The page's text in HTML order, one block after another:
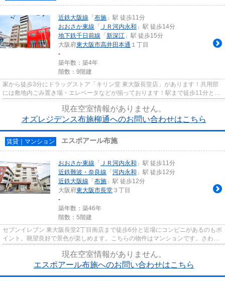
近鉄大阪線 「布施 」駅 徒歩11分
おおさか東線 「 ＪＲ河内永和 」駅 徒歩14分
地下鉄千日前線 「新深江 」駅 徒歩15分
大阪府東大阪市高井田本通 １丁目
-
築年数：築4年
階数：9階建
家から徒歩3分にドラッグストア「キリン堂 東大阪長堂店」があります！共用部
には敷地内ごみ置き場・エレベータなどが揃っております！駅まで徒歩11分と、
立地が魅力的な物件です！防...
現在空室情報がありません。
オズレジデンス布施柳通へのお問い合わせはこちら
賃貸｜マンション エスポアール布施
おおさか東線 「 ＪＲ河内永和 」駅 徒歩11分
近鉄難波・奈良線 「河内永和 」駅 徒歩12分
近鉄大阪線 「布施 」駅 徒歩12分
大阪府東大阪市長堂 ３丁目
-
築年数：築46年
階数：5階建
セブンイレブン 東大阪長堂2丁目南店まで徒歩6分と近場にコンビニがあるのもポ
イント。眺望良好で景色が楽しめます。こちらの物件はマンションです。さわや
かな朝を迎えることのできる...
現在空室情報がありません。
エスポアール布施へのお問い合わせはこちら